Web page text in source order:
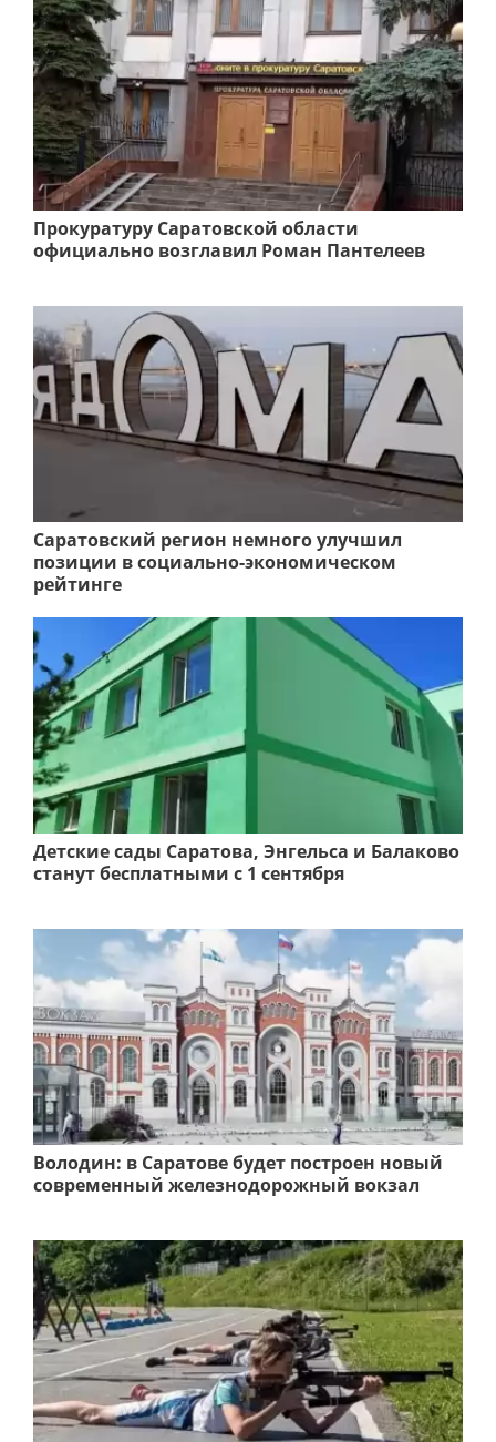
Прокуратуру Саратовской области
официально возглавил Роман Пантелеев
Саратовский регион немного улучшил
позиции в социально-экономическом
рейтинге
Детские сады Саратова, Энгельса и Балаково
станут бесплатными с 1 сентября
Володин: в Саратове будет построен новый
современный железнодорожный вокзал